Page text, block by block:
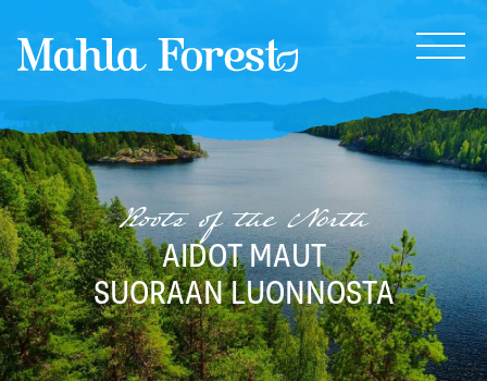
Roots of the North
AIDOT MAUT
SUORAAN LUONNOSTA